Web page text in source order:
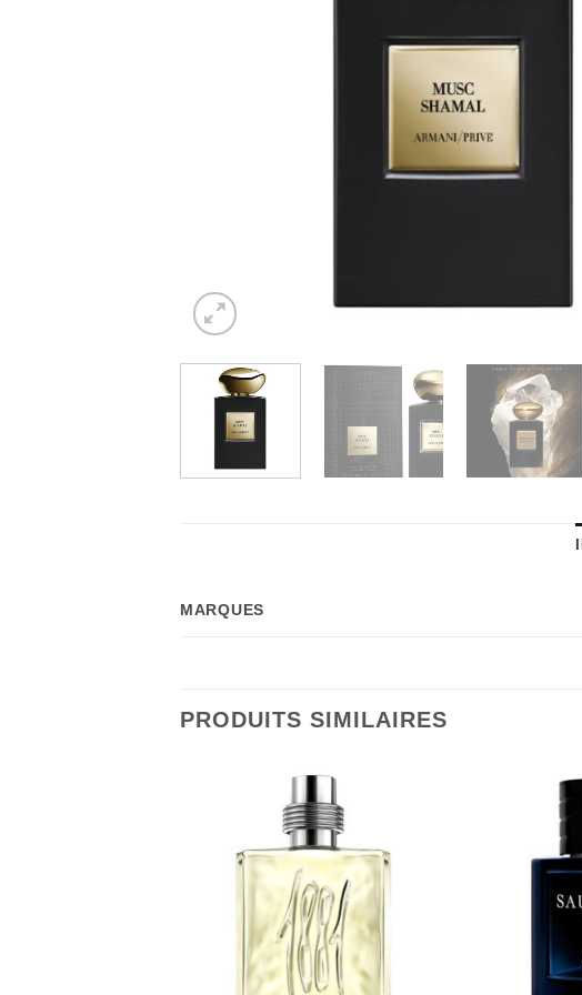
MARQUES
PRODUITS SIMILAIRES